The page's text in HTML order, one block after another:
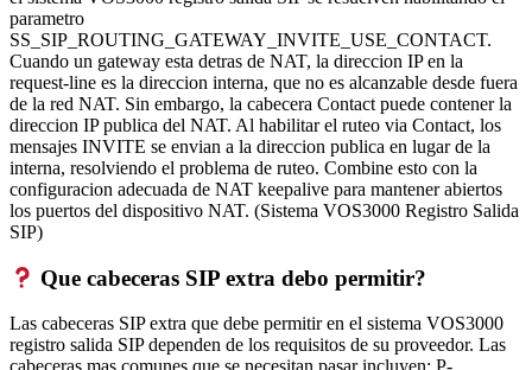
parametro
SS_SIP_ROUTING_GATEWAY_INVITE_USE_CONTACT.
Cuando un gateway esta detras de NAT, la direccion IP en la
request-line es la direccion interna, que no es alcanzable desde fuera
de la red NAT. Sin embargo, la cabecera Contact puede contener la
direccion IP publica del NAT. Al habilitar el ruteo via Contact, los
mensajes INVITE se envian a la direccion publica en lugar de la
interna, resolviendo el problema de ruteo. Combine esto con la
configuracion adecuada de NAT keepalive para mantener abiertos
los puertos del dispositivo NAT. (Sistema VOS3000 Registro Salida
SIP)
Que cabeceras SIP extra debo permitir?
Las cabeceras SIP extra que debe permitir en el sistema VOS3000
registro salida SIP dependen de los requisitos de su proveedor. Las